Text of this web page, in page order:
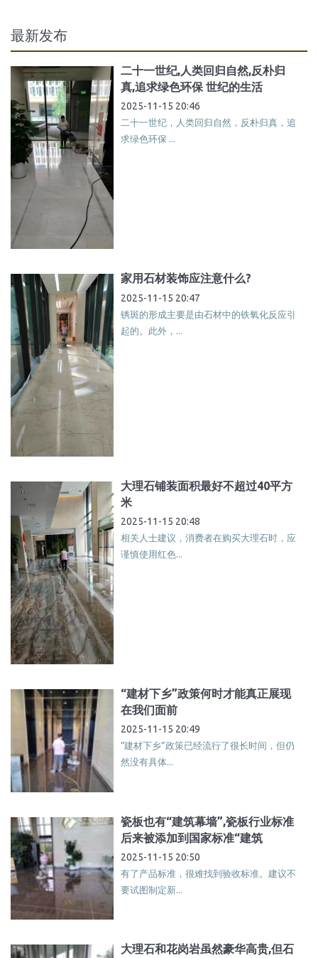
最新发布
二十一世纪,人类回归自然,反朴归
真,追求绿色环保 世纪的生活
2025-11-15 20:46
二十一世纪，人类回归自然，反朴归真，追
求绿色环保 ...
家用石材装饰应注意什么?
2025-11-15 20:47
锈斑的形成主要是由石材中的铁氧化反应引
起的。此外，...
大理石铺装面积最好不超过40平方
米
2025-11-15 20:48
相关人士建议，消费者在购买大理石时，应
谨慎使用红色...
“建材下乡”政策何时才能真正展现
在我们面前
2025-11-15 20:49
“建材下乡”政策已经流行了很长时间，但仍
然没有具体...
瓷板也有“建筑幕墙”,瓷板行业标准
后来被添加到国家标准“建筑
2025-11-15 20:50
有了产品标准，很难找到验收标准。建议不
要试图制定新...
大理石和花岗岩虽然豪华高贵,但石